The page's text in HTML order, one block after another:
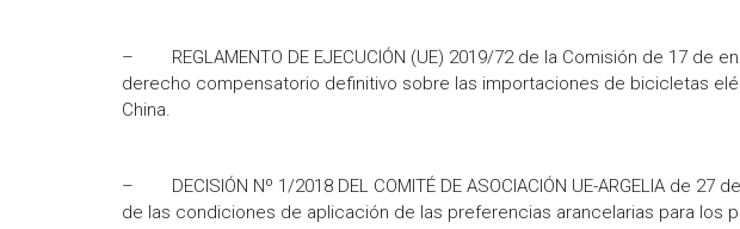
– REGLAMENTO DE EJECUCIÓN (UE) 2019/72 de la Comisión de 17 de
derecho compensatorio definitivo sobre las importaciones de bicicletas
China.
– DECISIÓN Nº 1/2018 DEL COMITÉ DE ASOCIACIÓN UE-ARGELIA de
de las condiciones de aplicación de las preferencias arancelarias para los